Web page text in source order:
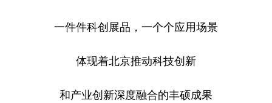
一件件科创展品，一个个应用场景
体现着北京推动科技创新
和产业创新深度融合的丰硕成果